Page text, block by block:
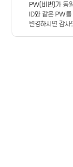
PW(비번)가 동
ID와 같은 PW
변경하시면 감사